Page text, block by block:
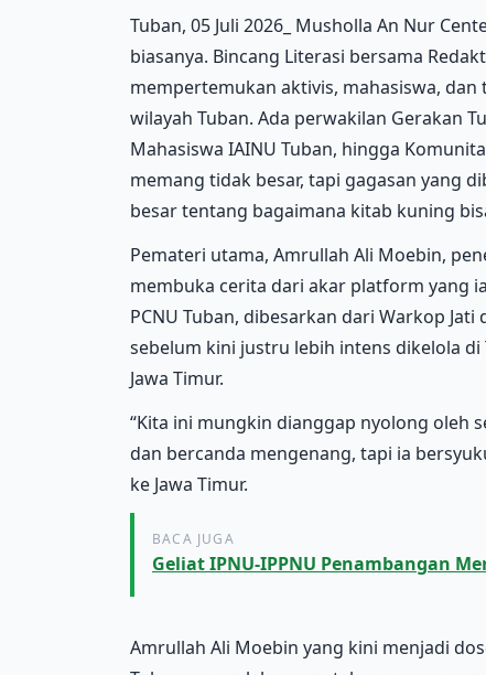
Tuban, 05 Juli 2026_ Musholla An Nur
biasanya. Bincang Literasi bersama
mempertemukan aktivis, mahasiswa,
wilayah Tuban. Ada perwakilan Gerakan
Mahasiswa IAINU Tuban, hingga
memang tidak besar, tapi gagasan yang
besar tentang bagaimana kitab kuning
Pemateri utama, Amrullah Ali Moebin,
membuka cerita dari akar platform yang
PCNU Tuban, dibesarkan dari Warkop
sebelum kini justru lebih intens dikelola
Jawa Timur.
“Kita ini mungkin dianggap nyolong oleh
dan bercanda mengenang, tapi ia
ke Jawa Timur.
BACA JUGA
Geliat IPNU-IPPNU Penambangan
Amrullah Ali Moebin yang kini menjadi